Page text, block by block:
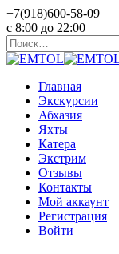
+7(918)600-58-09
c 8:00 до 22:00
Найти:
Главная
Экскурсии
Абхазия
Яхты
Катера
Экстрим
Отзывы
Контакты
Мой аккаунт
Регистрация
Войти